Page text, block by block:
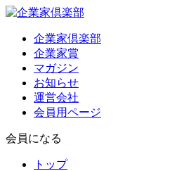
企業家倶楽部
企業家賞
マガジン
お知らせ
運営会社
会員用ページ
会員になる
トップ